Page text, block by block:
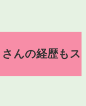
んの経歴もス